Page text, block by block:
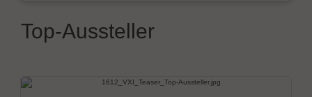
Top-Aussteller